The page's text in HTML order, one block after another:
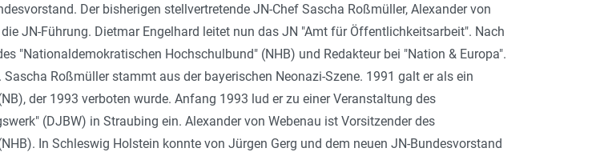
Der bisherigen stellvertretende JN-Chef Sascha Roßmüller, Alexander von
JN-Führung. Dietmar Engelhard leitet nun das JN "Amt für Öffentlichkeitsarbeit". Nach
"Nationaldemokratischen Hochschulbund" (NHB) und Redakteur bei "Nation & Europa".
Roßmüller stammt aus der bayerischen Neonazi-Szene. 1991 galt er als ein
der 1993 verboten wurde. Anfang 1993 lud er zu einer Veranstaltung des
(DJBW) in Straubing ein. Alexander von Webenau ist Vorsitzender des
In Schleswig Holstein konnte von Jürgen Gerg und dem neuen JN-Bundesvorstand